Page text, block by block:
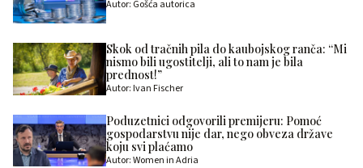
Autor: Gošća autorica
Skok od tračnih pila do kaubojskog ranča: “Mi
nismo bili ugostitelji, ali to nam je bila
prednost!”
Autor: Ivan Fischer
Poduzetnici odgovorili premijeru: Pomoć
gospodarstvu nije dar, nego obveza države
koju svi plaćamo
Autor: Women in Adria